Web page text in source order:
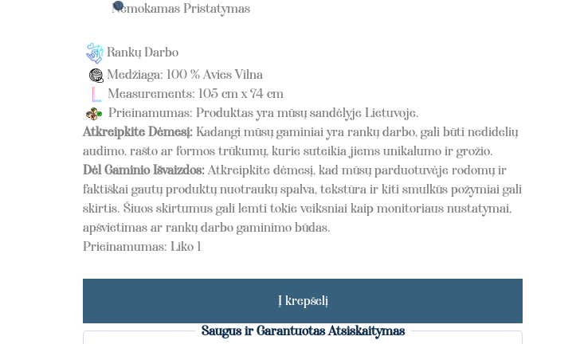
Nemokamas Pristatymas
Rankų Darbo
Medžiaga: 100 % Avies Vilna
Measurements: 105 cm x 74 cm
Prieinamumas: Produktas yra mūsų sandėlyje Lietuvoje.
Atkreipkite Dėmesį: Kadangi mūsų gaminiai yra rankų darbo, gali būti nedidelių
audimo, rašto ar formos trūkumų, kurie suteikia jiems unikalumo ir grožio.
Dėl Gaminio Išvaizdos: Atkreipkite dėmesį, kad mūsų parduotuvėje rodomų ir
faktiškai gautų produktų nuotraukų spalva, tekstūra ir kiti smulkūs požymiai gali
skirtis. Šiuos skirtumus gali lemti tokie veiksniai kaip monitoriaus nustatymai,
apšvietimas ar rankų darbo gaminimo būdas.
Prieinamumas: Liko 1
Į krepšelį
Saugus ir Garantuotas Atsiskaitymas